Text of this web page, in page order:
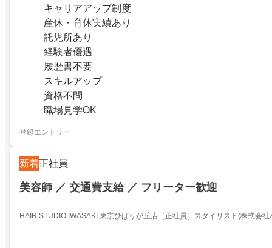
キャリアアップ制度
産休・育休実績あり
託児所あり
経験者優遇
履歴書不要
スキルアップ
資格不問
職場見学OK
登録エントリー
新着正社員
美容師 ／ 交通費支給 ／ フリーター歓迎
HAIR STUDIO IWASAKI 東京ひばりが丘店［正社員］スタイリスト(株式会社